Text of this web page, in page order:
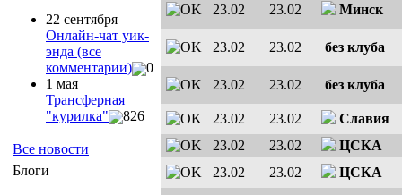
22 сентября
Онлайн-чат уик-
энда (все
комментарии)
0
1 мая
Трансферная
"курилка"
826
Все новости
Блоги
23.02 23.02 Минск
23.02 23.02 без клуба
23.02 23.02 без клуба
23.02 23.02
Славия
23.02
23.02
ЦСКА
23.02
23.02 ЦСКА